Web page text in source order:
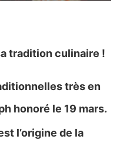
tradition culinaire !
très en
honoré le 19 mars.
l’origine de la